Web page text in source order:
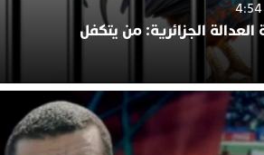
الجزائرية: من يتكفل